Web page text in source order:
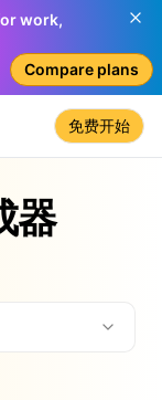
work,
Compare plans
免费开始
器